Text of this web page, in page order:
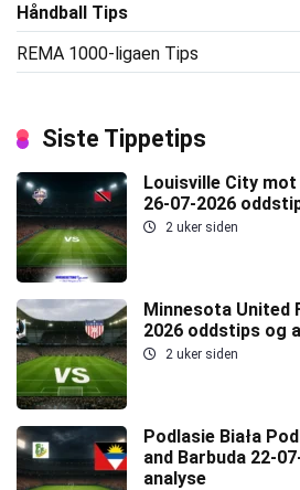
Håndball Tips
REMA 1000-ligaen Tips
Siste Tippetips
Louisville City
26-07-2026
2 uker siden
Minnesota United
2026 oddstips og
2 uker siden
Podlasie Biała
and Barbuda 22-
analyse